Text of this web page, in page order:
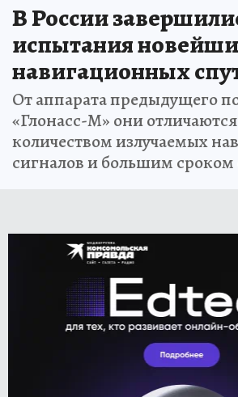
В России
испытания
навигационных
От аппарата предыдущего
«Глонасс-М» они
количеством излучаемых
сигналов и большим